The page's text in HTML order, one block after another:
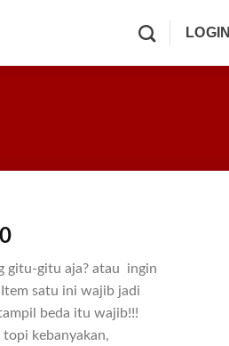
LOGIN
gitu-gitu aja? atau ingin
satu ini wajib jadi
beda itu wajib!!!
topi kebanyakan,